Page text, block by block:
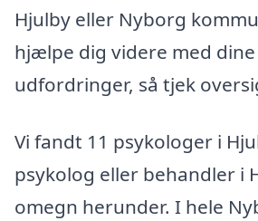
Hjulby eller Nyborg
hjælpe dig videre med
udfordringer, så tjek
Vi fandt 11 psykologer i
psykolog eller behandler i
omegn herunder. I hele